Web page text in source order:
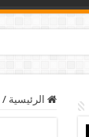
الرئيسية /